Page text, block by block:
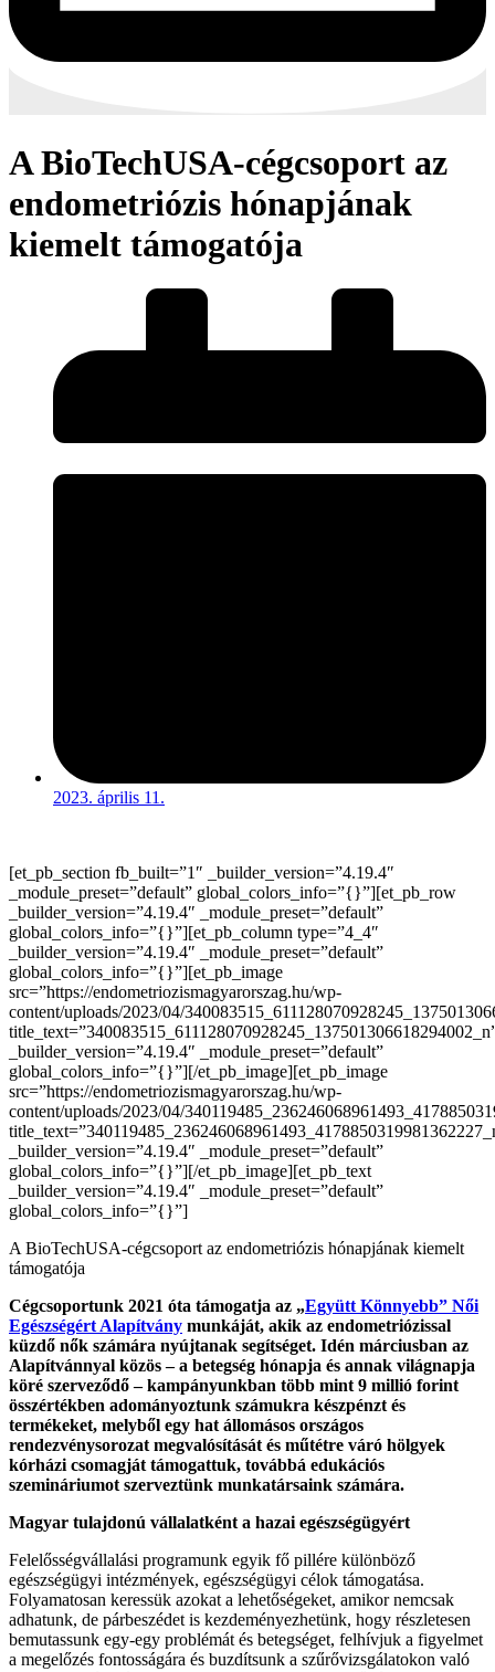
A BioTechUSA-cégcsoport az
endometriózis hónapjának
kiemelt támogatója
2023. április 11.
[et_pb_section fb_built=”1″ _builder_version=”4.19.4″
_module_preset=”default” global_colors_info=”{}”][et_pb_row
_builder_version=”4.19.4″ _module_preset=”default”
global_colors_info=”{}”][et_pb_column type=”4_4″
_builder_version=”4.19.4″ _module_preset=”default”
global_colors_info=”{}”][et_pb_image
src=”https://endometriozismagyarorszag.hu/wp-
content/uploads/2023/04/
_builder_version=”4.19.4″ _module_preset=”default”
global_colors_info=”{}”][/et_pb_image][et_pb_image
src=”https://endometriozismagyarorszag.hu/wp-
content/uploads/2023/04/
_builder_version=”4.19.4″ _module_preset=”default”
global_colors_info=”{}”][/et_pb_image][et_pb_text
_builder_version=”4.19.4″ _module_preset=”default”
global_colors_info=”{}”]
A BioTechUSA-cégcsoport az endometriózis hónapjának kiemelt
támogatója
Cégcsoportunk 2021 óta támogatja az „Együtt Könnyebb” Női
Egészségért Alapítvány munkáját, akik az endometriózissal
küzdő nők számára nyújtanak segítséget. Idén márciusban az
Alapítvánnyal közös – a betegség hónapja és annak világnapja
köré szerveződő – kampányunkban több mint 9 millió forint
összértékben adományoztunk számukra készpénzt és
termékeket, melyből egy hat állomásos országos
rendezvénysorozat megvalósítását és műtétre váró hölgyek
kórházi csomagját támogattuk, továbbá edukációs
szemináriumot szerveztünk munkatársaink számára.
Magyar tulajdonú vállalatként a hazai egészségügyért
Felelősségvállalási programunk egyik fő pillére különböző
egészségügyi intézmények, egészségügyi célok támogatása.
Folyamatosan keressük azokat a lehetőségeket, amikor nemcsak
adhatunk, de párbeszédet is kezdeményezhetünk, hogy részletesen
bemutassunk egy-egy problémát és betegséget, felhívjuk a figyelmet
a megelőzés fontosságára és buzdítsunk a szűrővizsgálatokon való